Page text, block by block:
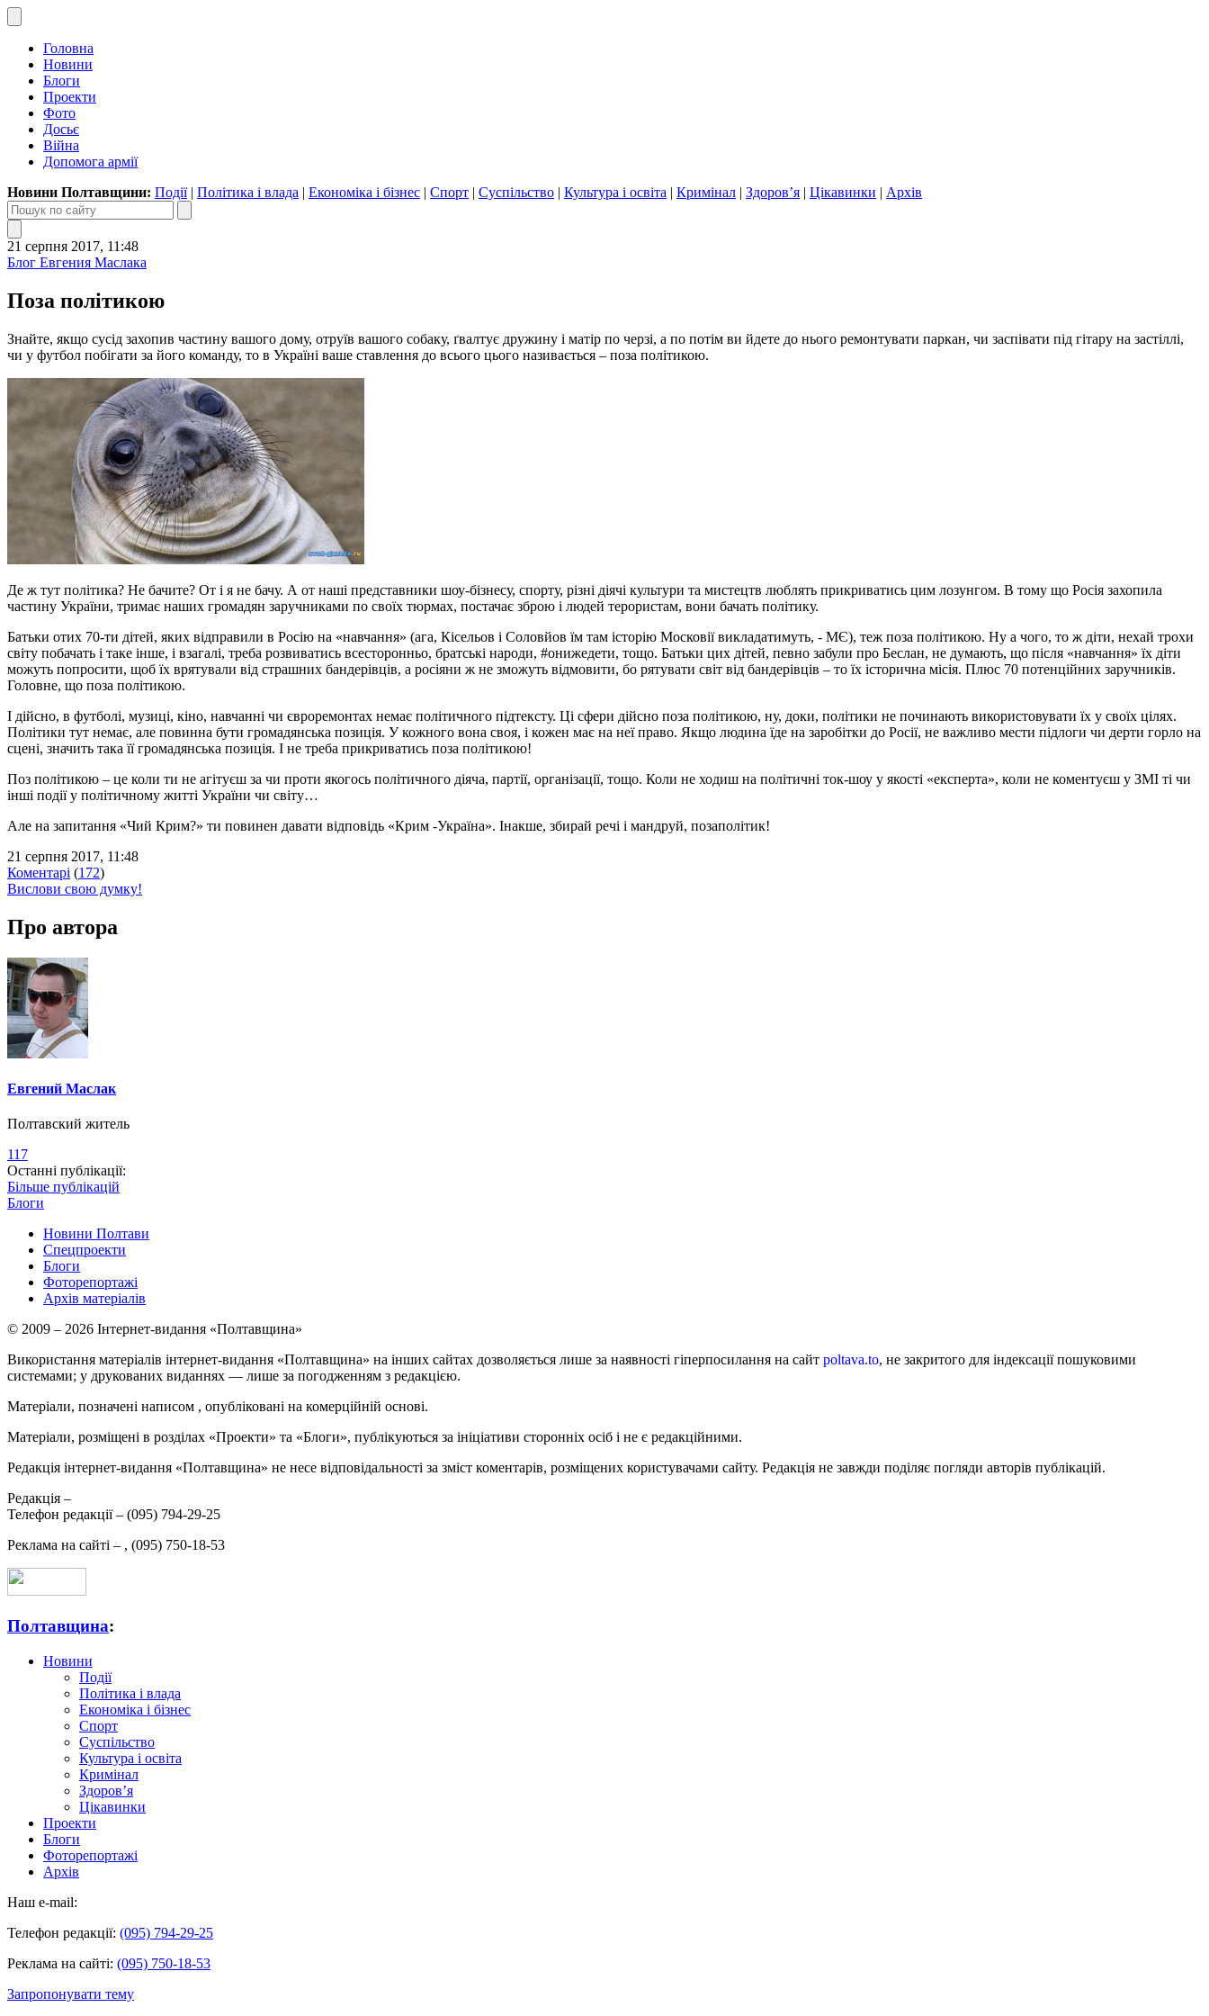
Головна
Новини
Блоги
Проекти
Фото
Досьє
Війна
Допомога армії
Новини Полтавщини: Події| Політика і влада | Економіка і бізнес | Спорт | Суспільство | Культура і освіта | Кримінал | Здоров’я | Цікавинки | Архів
21 серпня 2017, 11:48
Блог Евгения Маслака
Поза політикою
Знайте, якщо сусід захопив частину вашого дому, отруїв вашого собаку, ґвалтує дружину і матір по черзі, а по потім ви йдете до нього ремонтувати паркан, чи заспівати під гітару на застіллі,
чи у футбол побігати за його команду, то в Україні ваше ставлення до всього цього називається – поза політикою.
Де ж тут політика? Не бачите? От і я не бачу. А от наші представники шоу-бізнесу, спорту, різні діячі культури та мистецтв люблять прикриватись цим лозунгом. В тому що Росія захопила
частину України, тримає наших громадян заручниками по своїх тюрмах, постачає зброю і людей терористам, вони бачать політику.
Батьки отих 70-ти дітей, яких відправили в Росію на «навчання» (ага, Кісельов і Соловйов їм там історію Московії викладатимуть, - МЄ), теж поза політикою. Ну а чого, то ж діти, нехай трохи
світу побачать і таке інше, і взагалі, треба розвиватись всесторонньо, братські народи, #онижедети, тощо. Батьки цих дітей, певно забули про Беслан, не думають, що після «навчання» їх діти
можуть попросити, щоб їх врятували від страшних бандерівців, а росіяни ж не зможуть відмовити, бо рятувати світ від бандерівців – то їх історична місія. Плюс 70 потенційних заручників.
Головне, що поза політикою.
І дійсно, в футболі, музиці, кіно, навчанні чи євроремонтах немає політичного підтексту. Ці сфери дійсно поза політикою, ну, доки, політики не починають використовувати їх у своїх цілях.
Політики тут немає, але повинна бути громадянська позиція. У кожного вона своя, і кожен має на неї право. Якщо людина їде на заробітки до Росії, не важливо мести підлоги чи дерти горло на
сцені, значить така її громадянська позиція. І не треба прикриватись поза політикою!
Поз політикою – це коли ти не агітуєш за чи проти якогось політичного діяча, партії, організації, тощо. Коли не ходиш на політичні ток-шоу у якості «експерта», коли не коментуєш у ЗМІ ті чи
інші події у політичному житті України чи світу…
Але на запитання «Чий Крим?» ти повинен давати відповідь «Крим -Україна». Інакше, збирай речі і мандруй, позаполітик!
21 серпня 2017, 11:48
Коментарі (172)
Вислови свою думку!
Про автора
Евгений Маслак
Полтавский житель
117
Останні публікації:
Більше публікацій
Блоги
Новини Полтави
Спецпроекти
Блоги
Фоторепортажі
Архів матеріалів
© 2009 – 2026 Інтернет-видання «Полтавщина»
Використання матеріалів інтернет-видання «Полтавщина» на інших сайтах дозволяється лише за наявності гіперпосилання на сайт poltava.to, не закритого для індексації пошуковими
системами; у друкованих виданнях — лише за погодженням з редакцією.
Матеріали, позначені написом , опубліковані на комерційній основі.
Матеріали, розміщені в розділах «Проекти» та «Блоги», публікуються за ініціативи сторонніх осіб і не є редакційними.
Редакція інтернет-видання «Полтавщина» не несе відповідальності за зміст коментарів, розміщених користувачами сайту. Редакція не завжди поділяє погляди авторів публікацій.
Редакція –
Телефон редакції – (095) 794-29-25
Реклама на сайті – , (095) 750-18-53
Полтавщина:
Новини
Події
Політика і влада
Економіка і бізнес
Спорт
Суспільство
Культура і освіта
Кримінал
Здоров’я
Цікавинки
Проекти
Блоги
Фоторепортажі
Архів
Наш e-mail:
Телефон редакції: (095) 794-29-25
Реклама на сайті: (095) 750-18-53
Запропонувати тему